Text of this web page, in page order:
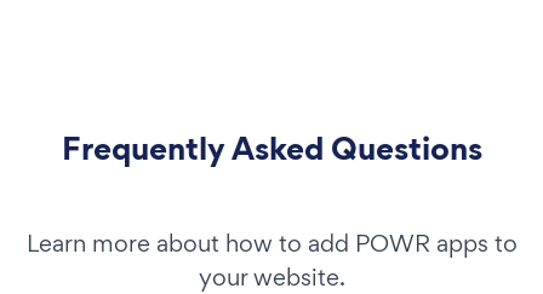
Frequently Asked Questions
Learn more about how to add POWR apps to
your website.